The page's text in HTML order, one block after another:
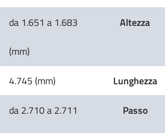
da 1.651 a 1.683
(mm)
Altezza
4.745 (mm) Lunghezza
da 2.710 a 2.711 Passo